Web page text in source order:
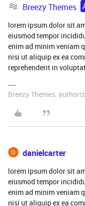
Breezy Themes
lorem ipsum dolor sit
eiusmod tempor
enim ad minim veniam
nisi ut aliquip ex ea
reprehenderit in
Breezy Themes,
danielcarter
lorem ipsum dolor sit
eiusmod tempor
enim ad minim veniam
nisi ut aliquip ex ea